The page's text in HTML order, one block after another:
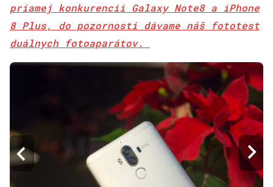
priamej konkurencii Galaxy Note8 a iPhone
8 Plus, do pozornosti dávame náš fototest
duálnych fotoaparátov.